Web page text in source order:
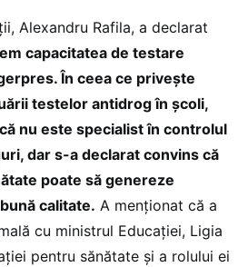
Alexandru Rafila, a declarat
capacitatea de testare
În ceea ce priveşte
testelor antidrog în şcoli,
nu este specialist în controlul
dar s-a declarat convins că
poate să genereze
calitate. A menţionat că a
cu ministrul Educaţiei, Ligia
pentru sănătate şi a rolului ei